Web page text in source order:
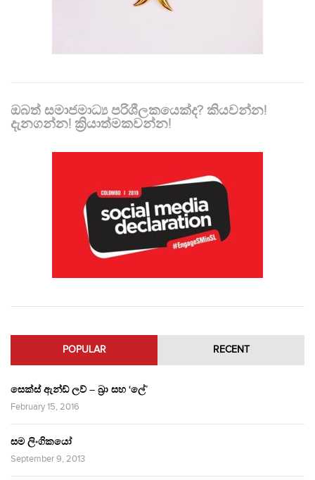
ඔබත් සමාජමාධ්‍ය පරිශීලකයෙක්ද? කියවන්න!
දැනගන්න! ක්‍රියාත්මකවන්න!
POPULAR RECENT
සෙක්ස් ඇන්ඩ් ලව් – බ්‍රා සහ ‘ලේ’
February 15, 2016
සම ලිංගිකයෝ
September 9, 2013